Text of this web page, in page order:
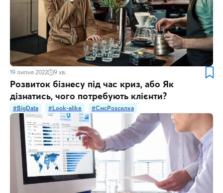
19 липня 2022 9 хв.
Розвиток бізнесу під час криз, або Як
дізнатись, чого потребують клієнти?
#BigData #Look-alike #СмсРозсилка